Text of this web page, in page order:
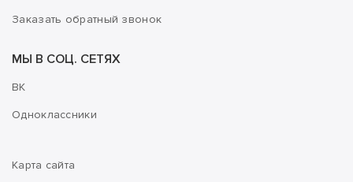
Заказать обратный звонок
МЫ В СОЦ. СЕТЯХ
ВК
Одноклассники
Карта сайта